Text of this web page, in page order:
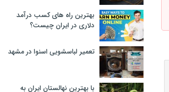
بهترین راه های کسب درآمد
دلاری در ایران چیست؟
تعمیر لباسشویی اسنوا در مشهد
با بهترین نهالستان ایران به